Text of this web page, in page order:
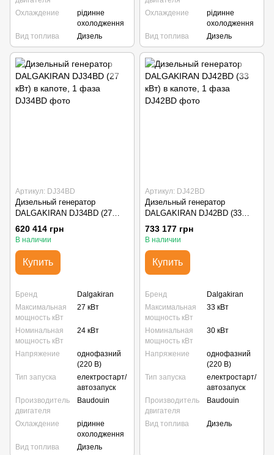
Охлаждение
рідинне
охолодження
Вид топлива
Дизель
Охлаждение
рідинне
охолодження
Вид топлива
Дизель
Артикул: DJ34BD
Дизельный генератор
DALGAKIRAN DJ34BD (27
кВт) в капоте, 1 фаза
620 414 грн
В наличии
Купить
Бренд
Dalgakiran
Максимальная
мощность кВт
27 кВт
Номинальная
мощность кВт
24 кВт
Напряжение
однофазний
(220 В)
Тип запуска
електростарт/
автозапуск
Производитель
двигателя
Baudouin
Охлаждение
рідинне
охолодження
Вид топлива
Дизель
Артикул: DJ42BD
Дизельный генератор
DALGAKIRAN DJ42BD (33
кВт) в капоте, 1 фаза
733 177 грн
В наличии
Купить
Бренд
Dalgakiran
Максимальная
мощность кВт
33 кВт
Номинальная
мощность кВт
30 кВт
Напряжение
однофазний
(220 В)
Тип запуска
електростарт/
автозапуск
Производитель
двигателя
Baudouin
Вид топлива Дизель